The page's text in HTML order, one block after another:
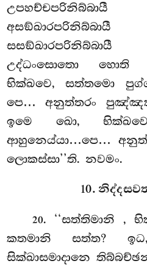
උද්ධංසොතො හොති
භික්ඛවෙ, සත්තමො
පෙ… අනුත්තරං
ඉමෙ ඛො,
ආහුනෙය්යා…පෙ…
ලොකස්සා’’ති. නවමං.
10.
20. ‘‘සත්තිමානි ,
කතමානි සත්ත?
සික්ඛාසමාදානෙ